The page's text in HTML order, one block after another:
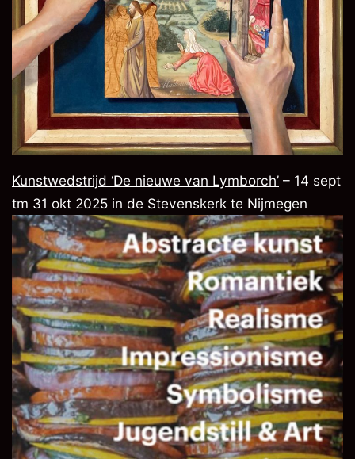
Kunstwedstrijd ‘De nieuwe van Lymborch’ – 14 sept
tm 31 okt 2025 in de Stevenskerk te Nijmegen